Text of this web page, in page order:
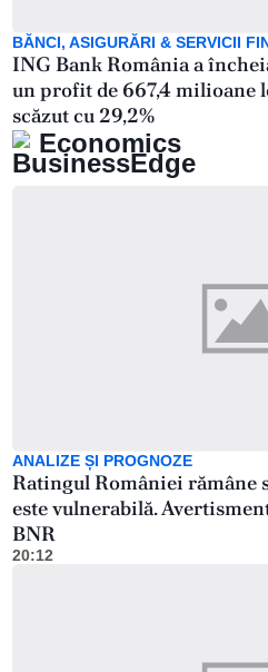
BĂNCI, ASIGURĂRI & SERVICII
ING Bank România a
un profit de 667,4 milioane
scăzut cu 29,2%
Economics
ANALIZE ȘI PROGNOZE
Ratingul României rămâne
este vulnerabilă.
BNR
20:12